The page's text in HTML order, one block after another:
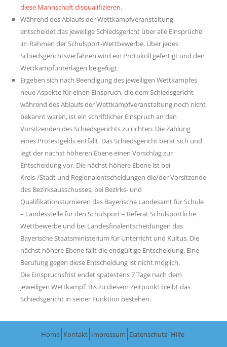
diese Mannschaft disqualifizieren.
Während des Ablaufs der Wettkampfveranstaltung
entscheidet das jeweilige Schiedsgericht über alle Einsprüche
im Rahmen der Schulsport-Wettbewerbe. Über jedes
Schiedsgerichtsverfahren wird ein Protokoll gefertigt und den
Wettkampfunterlagen beigefügt.
Ergeben sich nach Beendigung des jeweiligen Wettkampfes
neue Aspekte für einen Einspruch, die dem Schiedsgericht
während des Ablaufs der Wettkampfveranstaltung noch nicht
bekannt waren, ist ein schriftlicher Einspruch an den
Vorsitzenden des Schiedsgerichts zu richten. Die Zahlung
eines Protestgelds entfällt. Das Schiedsgericht berät sich und
legt der nächst höheren Ebene einen Vorschlag zur
Entscheidung vor. Die nächst höhere Ebene ist bei
Kreis-/Stadt und Regionalentscheidungen die/der Vorsitzende
des Bezirksausschusses, bei Bezirks- und
Qualifikationsturnieren das Bayerische Landesamt für Schule
– Landesstelle für den Schulsport – Referat Schulsportliche
Wettbewerbe und bei Landesfinalentscheidungen das
Bayerische Staatsministerium für Unterricht und Kultus. Die
nächst höhere Ebene fällt die endgültige Entscheidung. Eine
Berufung gegen diese Entscheidung ist nicht möglich.
Die Einspruchsfrist endet spätestens 7 Tage nach dem
jeweiligen Wettkampf. Bis zu diesem Zeitpunkt bleibt das
Schiedsgericht in seiner Funktion bestehen.
Home Kontakt Impressum Datenschutz Hilfe